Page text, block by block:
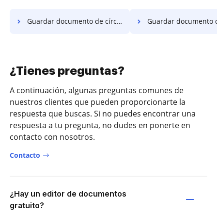
Guardar documento de círculo en el sistema operativo móvil de Microsoft Guardar documento circular
¿Tienes preguntas?
A continuación, algunas preguntas comunes de
nuestros clientes que pueden proporcionarte la
respuesta que buscas. Si no puedes encontrar una
respuesta a tu pregunta, no dudes en ponerte en
contacto con nosotros.
Contacto
¿Hay un editor de documentos
gratuito?